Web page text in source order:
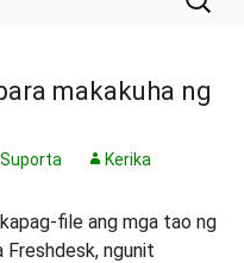
ang:
makakuha ng
Suporta Kerika
file ang mga tao ng
ngunit